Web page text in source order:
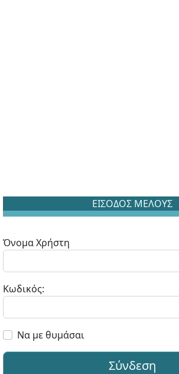
ΕΙΣΟΔΟΣ ΜΕΛΟΥΣ
Όνομα Χρήστη
Κωδικός:
Να με θυμάσαι
Σύνδεση